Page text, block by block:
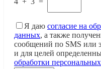
Я даю согласие на
данных, а также
сообщений по SMS или
и для целей
обработки